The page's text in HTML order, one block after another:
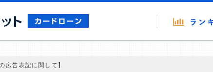
広告表記に関して】